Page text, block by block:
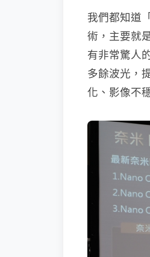
我們都知道
術，主要就
有非常驚人
多餘波光，
化、影像不